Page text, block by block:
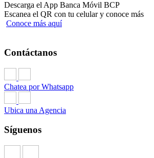
Descarga el App Banca Móvil BCP
Escanea el QR con tu celular y conoce más
Conoce más aquí
Contáctanos
Chatea por Whatsapp
Ubica una Agencia
Síguenos